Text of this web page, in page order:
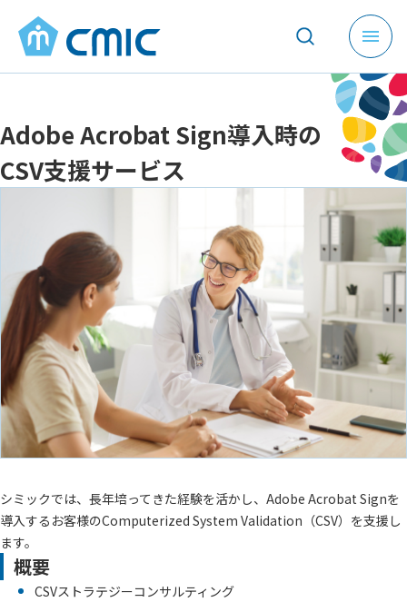
メ
ニ
ュ
ー
を
開
く
Adobe Acrobat Sign導入時の
CSV支援サービス
シミックでは、長年培ってきた経験を活かし、Adobe Acrobat Signを
導入するお客様のComputerized System Validation（CSV）を支援し
ます。
概要
CSVストラテジーコンサルティング